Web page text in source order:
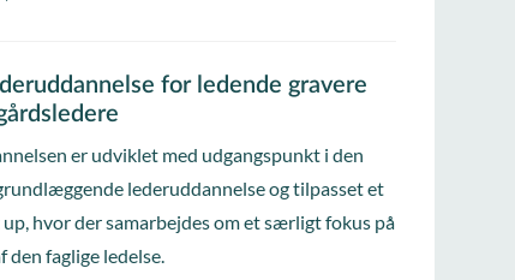
for ledende gravere
er udviklet med udgangspunkt i den
lederuddannelse og tilpasset et
hvor der samarbejdes om et særligt fokus på
den faglige ledelse.